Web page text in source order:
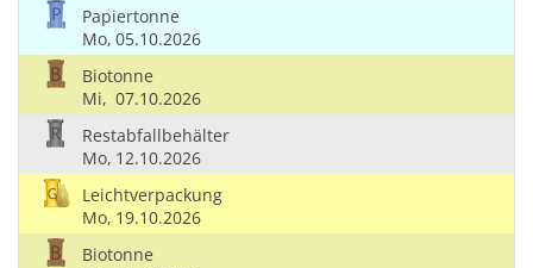
Papiertonne
Mo, 05.10.2026
Biotonne
Mi, 07.10.2026
Restabfallbehälter
Mo, 12.10.2026
Leichtverpackung
Mo, 19.10.2026
Biotonne